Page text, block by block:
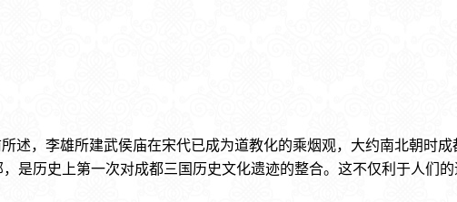
述，李雄所建武侯庙在宋代已成为道教化的乘烟观，大约南北朝时
是历史上第一次对成都三国历史文化遗迹的整合。这不仅利于人们